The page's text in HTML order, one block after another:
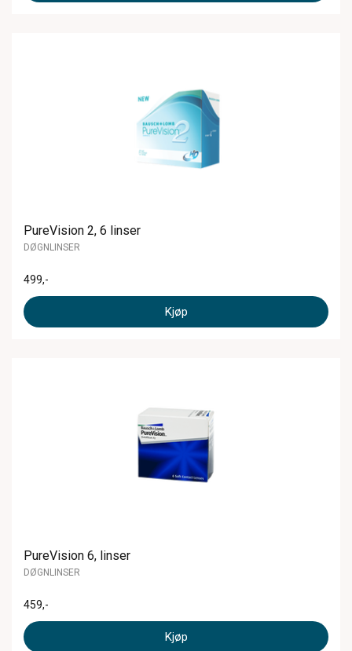
PureVision 2, 6 linser
DØGNLINSER
499,-
Kjøp
PureVision 6, linser
DØGNLINSER
459,-
Kjøp